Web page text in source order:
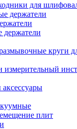
для
держатели
держатели
круги
измерительный
плит